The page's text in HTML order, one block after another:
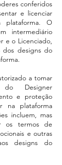
conferidos
e licenciar
plataforma. O
intermediário
e o Licenciado,
dos designs do
a tomar
Designer
e proteção
na plataforma
incluem, mas
os termos de
e outras
designs do